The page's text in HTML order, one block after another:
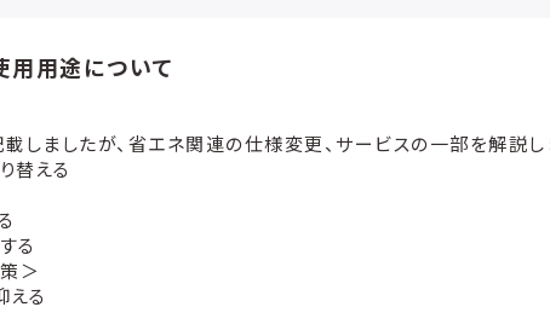
用用途について
ましたが、省エネ関連の仕様変更、サービスの一部を解説し
替える
る
＞
える